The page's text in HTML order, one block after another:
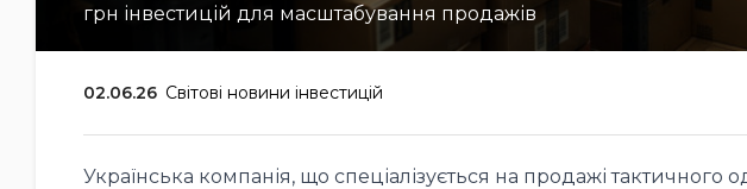
грн інвестицій для масштабування продажів
02.06.26 Світові новини інвестицій
Українська компанія, що спеціалізується на продажі тактичного